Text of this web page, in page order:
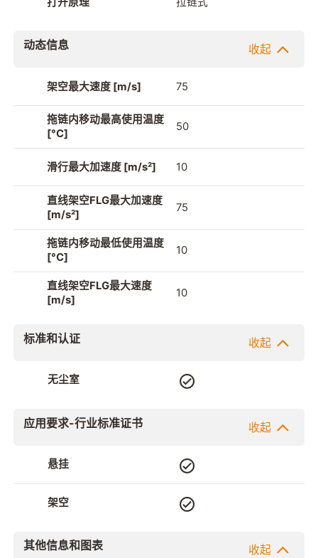
动态信息 收起
架空最大速度 [m/s] 75
拖链内移动最高使用温度
[°C]
50
滑行最大加速度 [m/s²] 10
直线架空FLG最大加速度
[m/s²]
75
拖链内移动最低使用温度
[°C]
10
直线架空FLG最大速度
[m/s]
10
标准和认证 收起
无尘室
应用要求-行业标准证书 收起
悬挂
架空
其他信息和图表 收起